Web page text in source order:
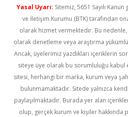
Yasal Uyarı: Sitemiz, 5651 Sayılı
ve İletişim Kurumu (BTK) tarafından
olarak hizmet vermektedir. Bu
olarak denetleme veya araştırma
Ancak, üyelerimiz yazdıkları içeriklerin
siteye üye olarak bu sorumluluğu kabul
sitesi, herhangi bir marka, kurum veya
bulunmamaktadır. Sitede yalnızca
paylaşılmaktadır. Burada yer alan
olup, gerçek kurum ve kişiler hakkında